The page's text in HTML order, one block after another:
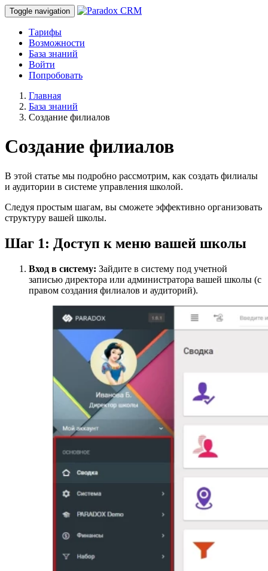
Toggle navigation
Тарифы
Возможности
База знаний
Войти
Попробовать
Главная
База знаний
Создание филиалов
Создание филиалов
В этой статье мы подробно рассмотрим, как создать филиалы
и аудитории в системе управления школой.
Следуя простым шагам, вы сможете эффективно организовать
структуру вашей школы.
Шаг 1: Доступ к меню вашей школы
Вход в систему: Зайдите в систему под учетной
записью директора или администратора вашей школы (с
правом создания филиалов и аудиторий).